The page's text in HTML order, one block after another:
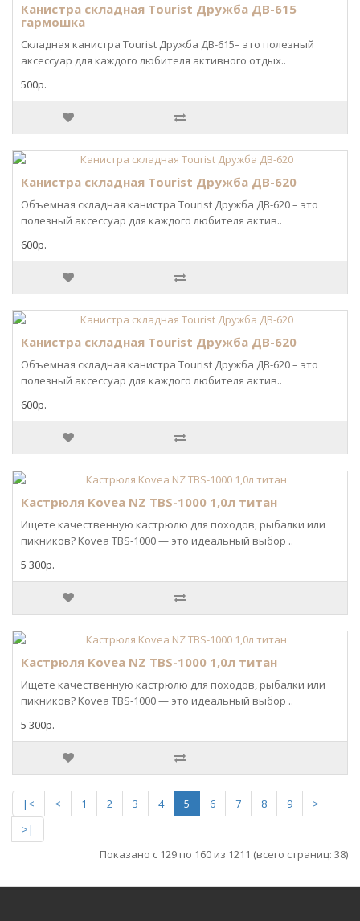
Канистра складная Tourist Дружба ДВ-615
гармошка
Складная канистра Tourist Дружба ДВ-615– это полезный
аксессуар для каждого любителя активного отдых..
500р.
Канистра складная Tourist Дружба ДВ-620
Объемная складная канистра Tourist Дружба ДВ-620 – это
полезный аксессуар для каждого любителя актив..
600р.
Канистра складная Tourist Дружба ДВ-620
Объемная складная канистра Tourist Дружба ДВ-620 – это
полезный аксессуар для каждого любителя актив..
600р.
Кастрюля Kovea NZ TBS-1000 1,0л титан
Ищете качественную кастрюлю для походов, рыбалки или
пикников? Kovea TBS-1000 — это идеальный выбор ..
5 300р.
Кастрюля Kovea NZ TBS-1000 1,0л титан
Ищете качественную кастрюлю для походов, рыбалки или
пикников? Kovea TBS-1000 — это идеальный выбор ..
5 300р.
|< < 1 2 3 4 5 6 7 8 9
>
>|
Показано с 129 по 160 из 1211 (всего страниц: 38)